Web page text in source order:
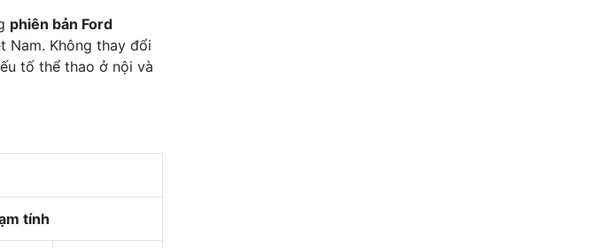
phiên bản Ford
Nam. Không thay đổi
tố thể thao ở nội và
tính